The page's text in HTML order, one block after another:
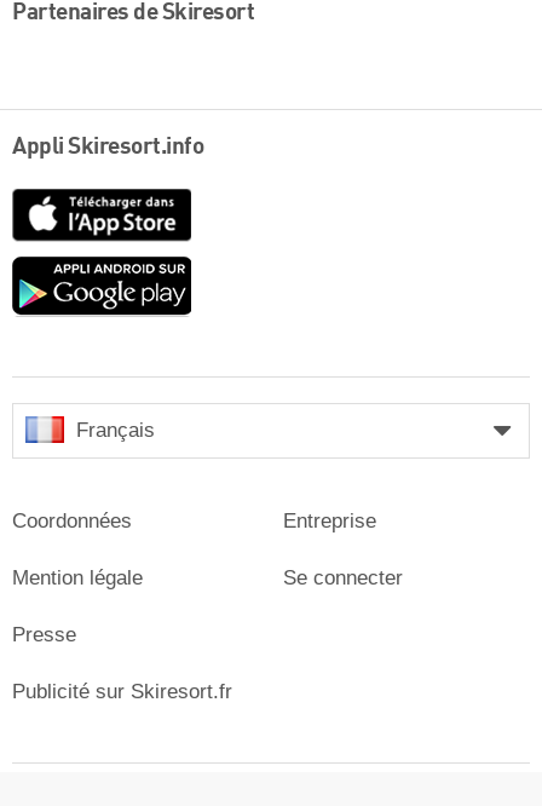
Partenaires de Skiresort
Appli Skiresort.info
Google
Français
Coordonnées
Mention légale
Presse
Entreprise
Se connecter
Publicité sur Skiresort.fr